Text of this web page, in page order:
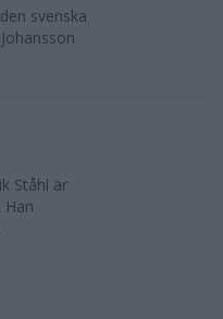
svenska
Ståhl är
Han